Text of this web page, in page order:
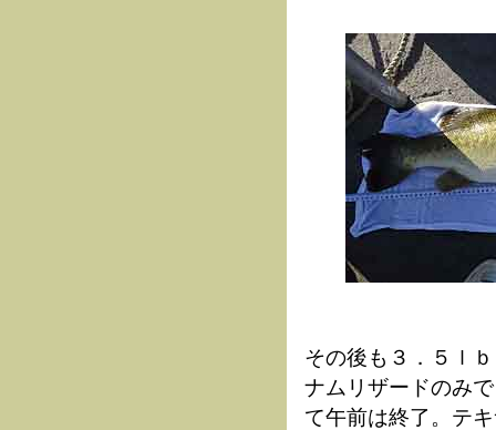
その後も３．５ｌ
ナムリザードのみ
て午前は終了。テ